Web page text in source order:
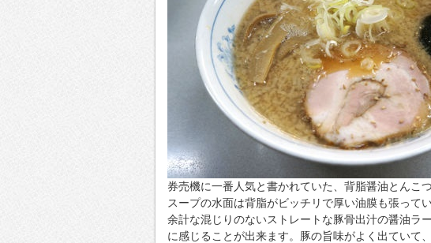
券売機に一番人気と書かれていた、背脂醤油とんこ
スープの水面は背脂がビッチリで厚い油膜も張ってい
余計な混じりのないストレートな豚骨出汁の醤油ラ
に感じることが出来ます。豚の旨味がよく出ていて